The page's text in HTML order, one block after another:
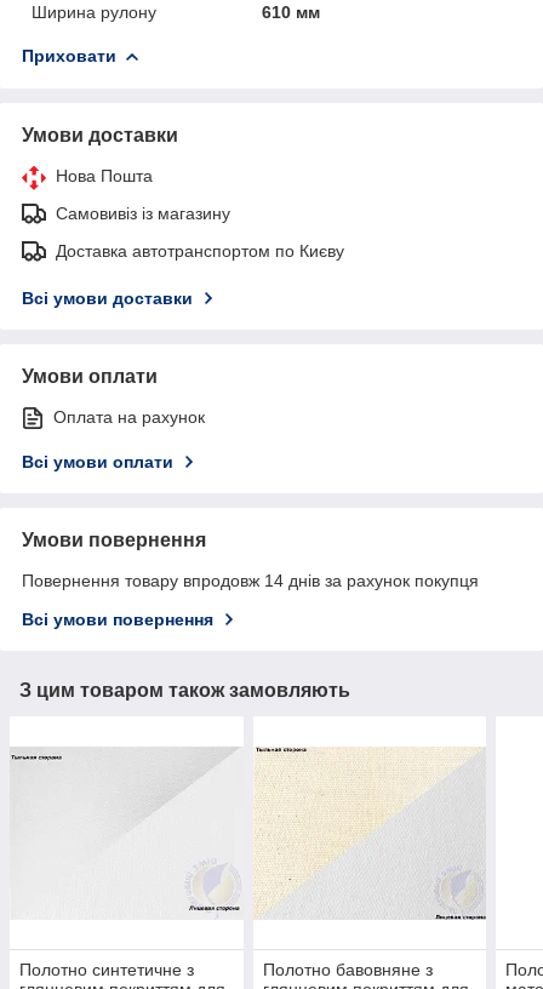
Ширина рулону
610 мм
Приховати
Умови доставки
Нова Пошта
Самовивіз із магазину
Доставка автотранспортом по Києву
Всі умови доставки
Умови оплати
Оплата на рахунок
Всі умови оплати
Умови повернення
Повернення товару впродовж 14 днів за рахунок покупця
Всі умови повернення
З цим товаром також замовляють
Полотно синтетичне з
Полотно бавовняне з